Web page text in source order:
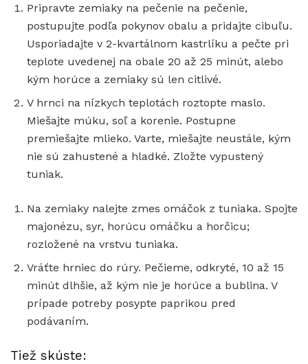
Pripravte zemiaky na pečenie na pečenie,
postupujte podľa pokynov obalu a pridajte cibuľu.
Usporiadajte v 2-kvartálnom kastrlíku a pečte pri
teplote uvedenej na obale 20 až 25 minút, alebo
kým horúce a zemiaky sú len citlivé.
V hrnci na nízkych teplotách roztopte maslo.
Miešajte múku, soľ a korenie. Postupne
premiešajte mlieko. Varte, miešajte neustále, kým
nie sú zahustené a hladké. Zložte vypustený
tuniak.
Na zemiaky nalejte zmes omáčok z tuniaka. Spojte
majonézu, syr, horúcu omáčku a horčicu;
rozložené na vrstvu tuniaka.
Vráťte hrniec do rúry. Pečieme, odkryté, 10 až 15
minút dlhšie, až kým nie je horúce a bublina. V
prípade potreby posypte paprikou pred
podávaním.
Tiež skúste: